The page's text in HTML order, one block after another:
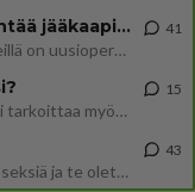
Uusioperheen aikuiset lapset tyhjentää jääkaapin käydessään
Miten selvittäisitte seuraavan ongelman, meillä on uusioperhe, minulla teini-ikäiset lapset ja puolisolla aikuiset, jotk
41
Lomat on monella lomailtu ja arki alkaa. Se voi tarkoittaa myös sitä, että grillailut on grillattu ja palataan arjen ruo
15
Miksi se että mies on seksuaalinen ja haluaa seksiä ja te olette hänen mielestänne haluttava on vastenmielistä? Mikä sii
43